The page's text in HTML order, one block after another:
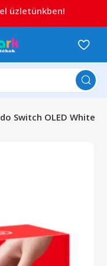
Switch OLED White
üzletünkben!